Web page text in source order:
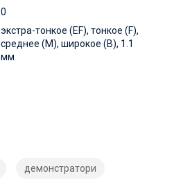
0
экстра-тонкое (EF), тонкое (F),
среднее (M), широкое (B), 1.1
мм
демонстратори